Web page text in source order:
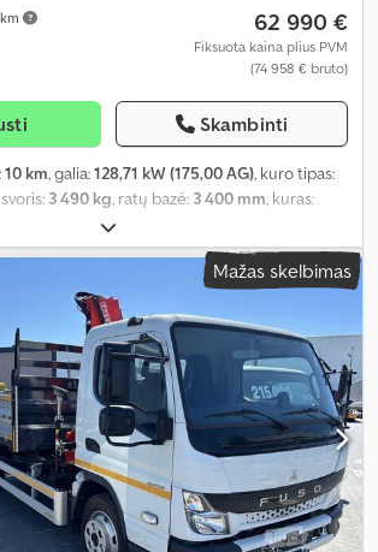
62 990 €
Fiksuota kaina plius PVM
(74 958 € bruto)
Skambinti
10 km, galia:128,71 kW (175,00 AG), kuro tipas:
3 490 kg, ratų bazė: 3 400 mm, kuras:
, vairuotojo kabina:
pavarų skaičius:4, emisijos klasė:Euro 6e,
, Gamybos metai:2026,
Bluetooth, EBS (Elektroninė stabdžių
USB jungtis, borto kompiuteris, eismo
nerūkantis automobilis, oro
pagalvė, priešrūkiniai žibintai, start-stop
registracija, trauki kontrolė, vairo
Mažas skelbimas